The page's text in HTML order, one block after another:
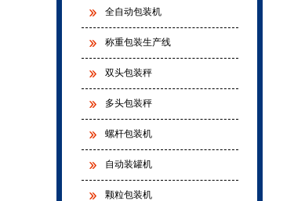
全自动包装机
称重包装生产线
双头包装秤
多头包装秤
螺杆包装机
自动装罐机
颗粒包装机